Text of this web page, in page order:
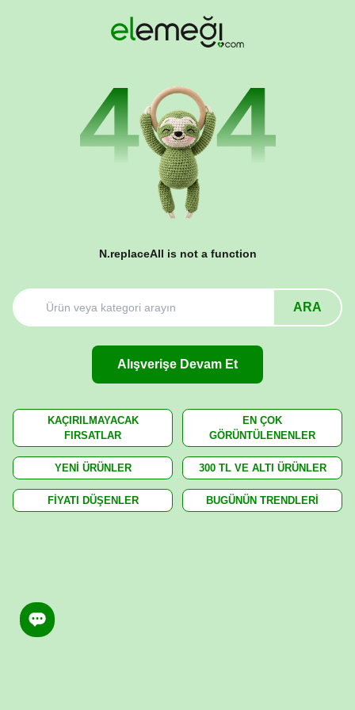
N.replaceAll is not a function
ARA
Alışverişe Devam Et
KAÇIRILMAYACAK
FIRSATLAR
EN ÇOK
GÖRÜNTÜLENENLER
YENİ ÜRÜNLER 300 TL VE ALTI ÜRÜNLER
FİYATI DÜŞENLER BUGÜNÜN TRENDLERİ